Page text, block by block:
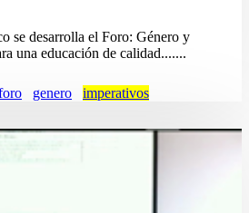
se desarrolla el Foro: Género y
una educación de calidad.......
genero imperativos